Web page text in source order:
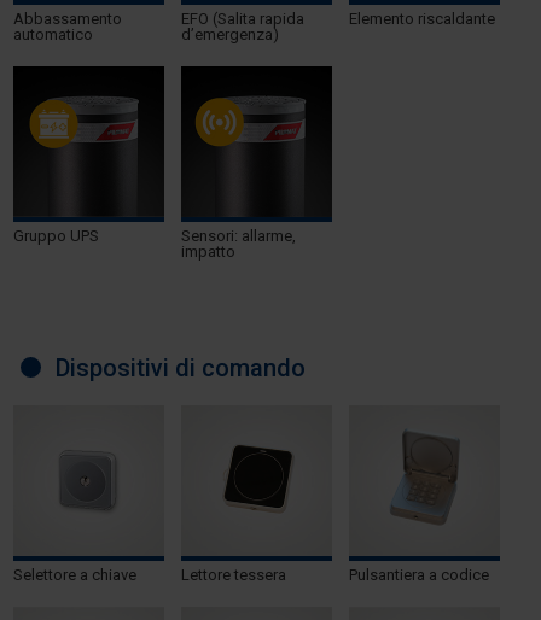
Abbassamento
automatico
EFO (Salita rapida
d’emergenza)
Elemento riscaldante
Gruppo UPS
Sensori: allarme,
impatto
Dispositivi di comando
Selettore a chiave Lettore tessera Pulsantiera a codice